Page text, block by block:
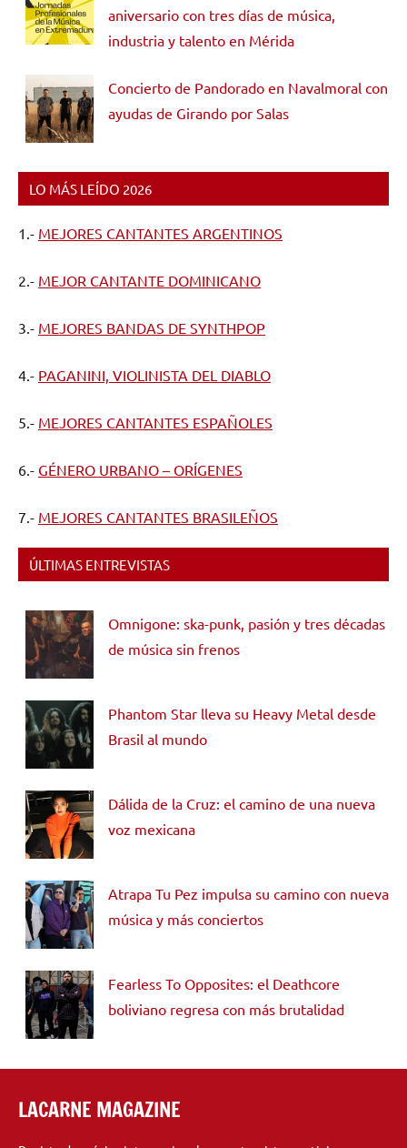
aniversario con tres días de música,
industria y talento en Mérida
Concierto de Pandorado en Navalmoral con
ayudas de Girando por Salas
LO MÁS LEÍDO 2026
1.- MEJORES CANTANTES ARGENTINOS
2.- MEJOR CANTANTE DOMINICANO
3.- MEJORES BANDAS DE SYNTHPOP
4.- PAGANINI, VIOLINISTA DEL DIABLO
5.- MEJORES CANTANTES ESPAÑOLES
6.- GÉNERO URBANO – ORÍGENES
7.- MEJORES CANTANTES BRASILEÑOS
ÚLTIMAS ENTREVISTAS
Omnigone: ska-punk, pasión y tres décadas
de música sin frenos
Phantom Star lleva su Heavy Metal desde
Brasil al mundo
Dálida de la Cruz: el camino de una nueva
voz mexicana
Atrapa Tu Pez impulsa su camino con nueva
música y más conciertos
Fearless To Opposites: el Deathcore
boliviano regresa con más brutalidad
LACARNE MAGAZINE